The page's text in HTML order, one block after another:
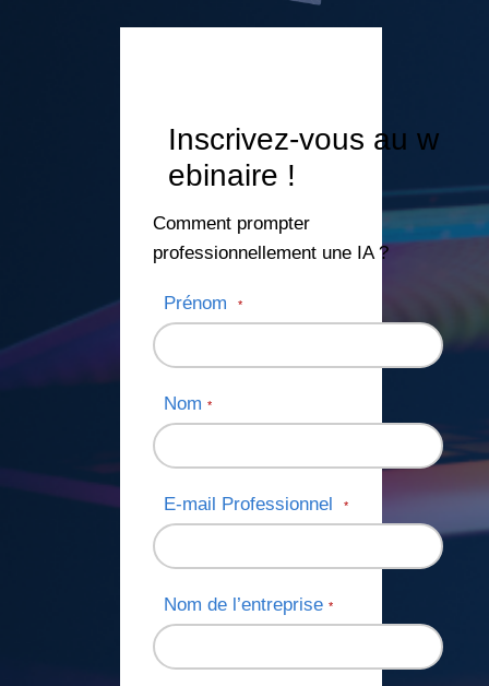
Inscrivez-vous au w
ebinaire !
Comment prompter
professionnellement une IA ?
Prénom *
Nom *
E-mail Professionnel *
Nom de l’entreprise *